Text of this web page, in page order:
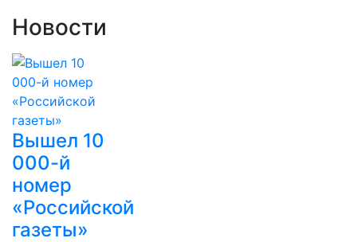
Новости
Вышел 10
000-й
номер
«Российской
газеты»